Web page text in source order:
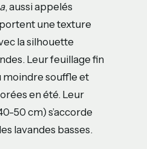
, aussi appelés
une texture
la silhouette
Leur feuillage fin
moindre souffle et
en été. Leur
50 cm) s’accorde
lavandes basses.